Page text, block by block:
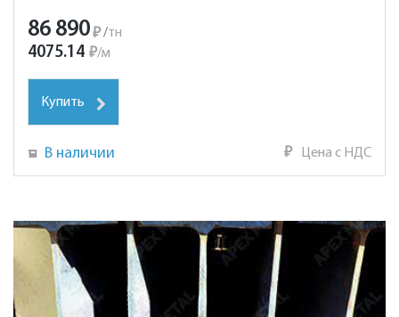
86 890₽ /тн
4075.14 ₽/м
Купить
В наличии ₽ Цена с НДС